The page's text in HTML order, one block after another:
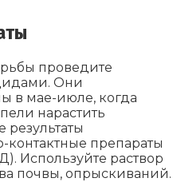
проведите
Они
в мае-июле, когда
нарастить
препараты
Используйте раствор
почвы, опрыскиваний.